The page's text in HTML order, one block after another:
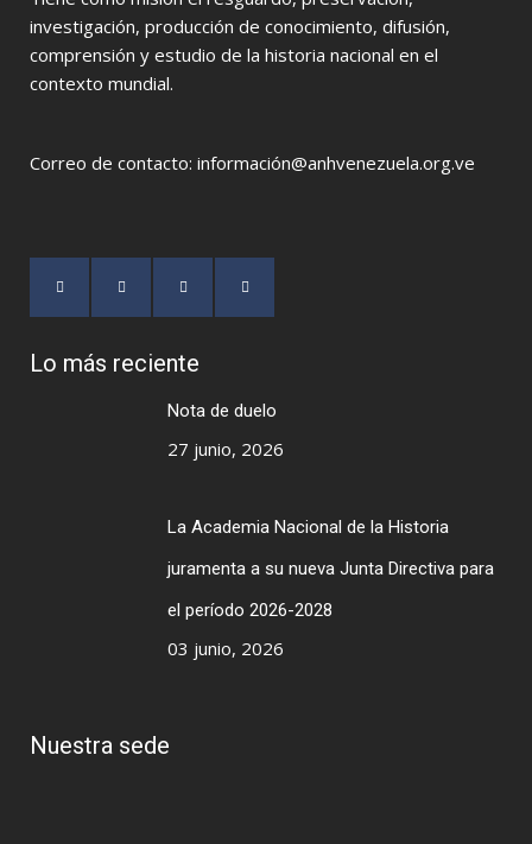
investigación, producción de conocimiento, difusión,
comprensión y estudio de la historia nacional en el
contexto mundial.
Correo de contacto: información@anhvenezuela.org.ve
Lo más reciente
Nota de duelo
27 junio, 2026
La Academia Nacional de la Historia
juramenta a su nueva Junta Directiva para
el período 2026-2028
03 junio, 2026
Nuestra sede